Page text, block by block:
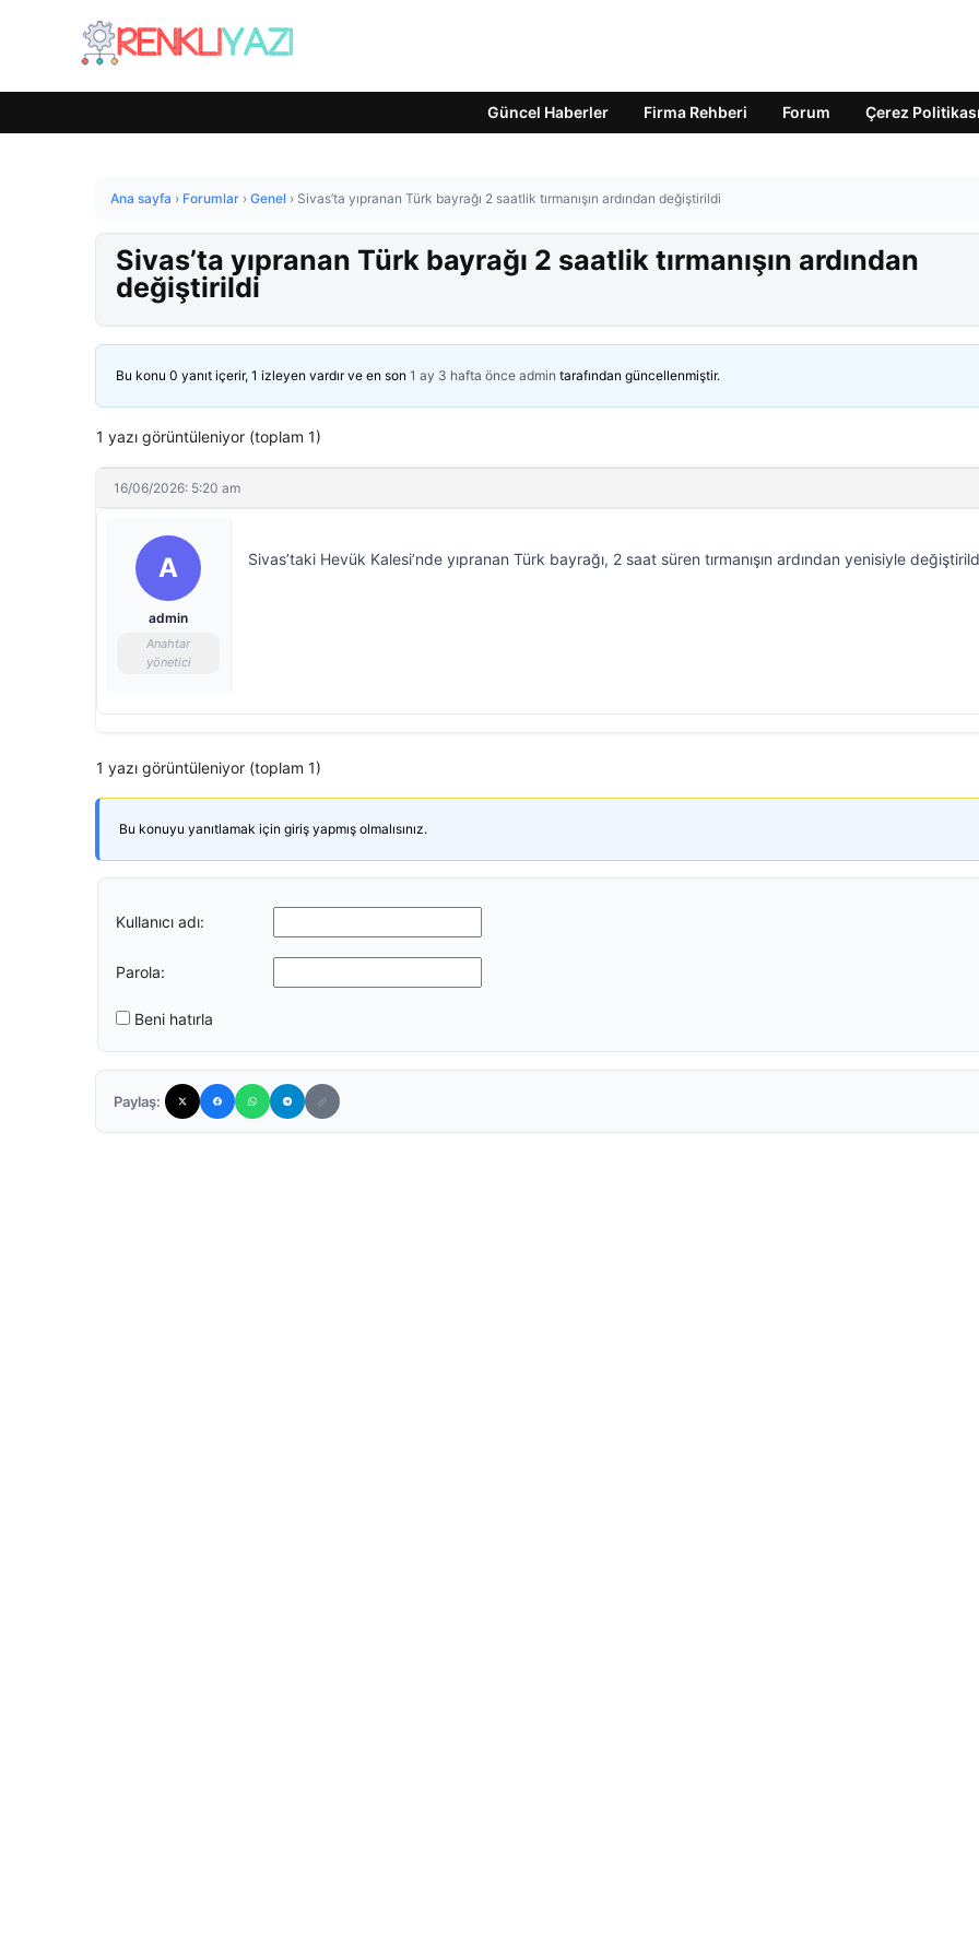
Güncel Haberler Firma Rehberi Forum Çerez Politikası
Ana sayfa › Forumlar › Genel › Sivas’ta yıpranan Türk bayrağı 2 saatlik tırmanışın ardından değiştirildi
Sivas’ta yıpranan Türk bayrağı 2 saatlik tırmanışın ardından
değiştirildi
Bu konu 0 yanıt içerir, 1 izleyen vardır ve en son 1 ay 3 hafta önce admin tarafından güncellenmiştir.
1 yazı görüntüleniyor (toplam 1)
16/06/2026: 5:20 am
A
admin
Anahtar
yönetici
Sivas’taki Hevük Kalesi’nde yıpranan Türk bayrağı, 2 saat süren tırmanışın ardından yenisiyle
1 yazı görüntüleniyor (toplam 1)
Bu konuyu yanıtlamak için giriş yapmış olmalısınız.
Kullanıcı adı:
Parola:
Beni hatırla
Paylaş: